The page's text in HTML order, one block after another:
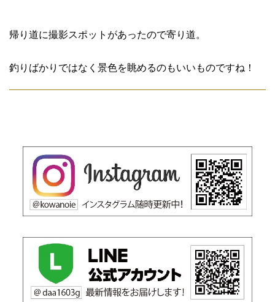
帰り道に撮影スポットがあったので寄り道。
釣りばかりではなく景色を眺めるのもいいものですね！